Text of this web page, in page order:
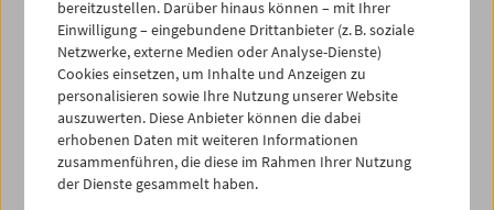
iCalender
Programmheft-PDF
English language or subtitles
< Vorherige Woche
bereitzustellen. Darüber hinaus können – mit Ihrer
Einwilligung – eingebundene Drittanbieter (z. B. soziale
Netzwerke, externe Medien oder Analyse-Dienste)
Cookies einsetzen, um Inhalte und Anzeigen zu
personalisieren sowie Ihre Nutzung unserer Website
auszuwerten. Diese Anbieter können die dabei
erhobenen Daten mit weiteren Informationen
zusammenführen, die diese im Rahmen Ihrer Nutzung
der Dienste gesammelt haben.